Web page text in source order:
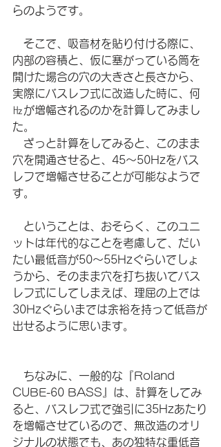
らのようです。
そこで、吸音材を貼り付ける際に、
内部の容積と、仮に塞がっている筒を
開けた場合の穴の大きさと長さから、
実際にバスレフ式に改造した時に、何
㎐が増幅されるのかを計算してみまし
た。
ざっと計算をしてみると、このまま
穴を開通させると、45〜50Hzをバス
レフで増幅させることが可能なようで
す。
ということは、おそらく、このユニ
ットは年代的なことを考慮して、だい
たい最低音が50〜55Hzぐらいでしょ
うから、そのまま穴を打ち抜いてバス
レフ式にしてしまえば、理屈の上では
30Hzぐらいまでは余裕を持って低音が
出せるように思います。
ちなみに、一般的な『Roland
CUBE-60 BASS』は、計算をしてみ
ると、バスレフ式で強引に35Hzあたり
を増幅させているので、無改造のオリ
ジナルの状態でも、あの独特な重低音